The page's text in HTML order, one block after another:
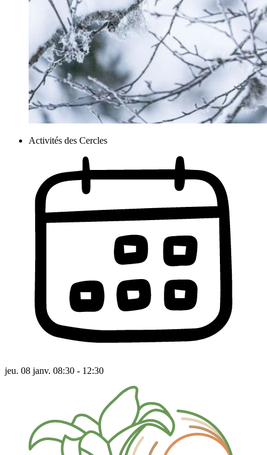
Activités des Cercles
jeu. 08 janv. 08:30 - 12:30